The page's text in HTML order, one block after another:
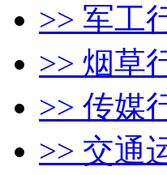
>> 军工
>> 烟草
>> 传媒
>> 交通